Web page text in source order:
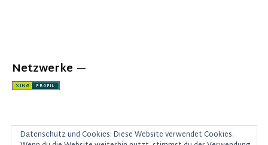
Netzwerke
Datenschutz und Cookies: Diese Website verwendet Cookies.